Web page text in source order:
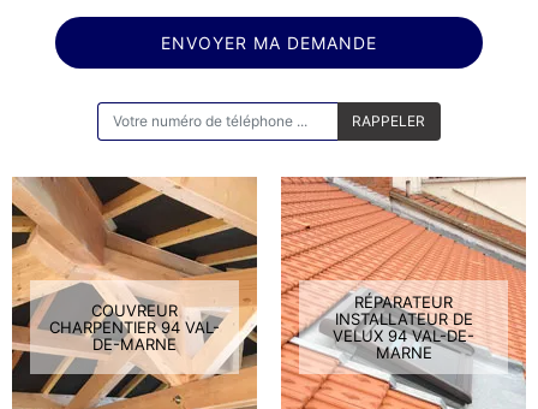
COUVREUR
CHARPENTIER 94 VAL-
DE-MARNE
RÉPARATEUR
INSTALLATEUR DE
VELUX 94 VAL-DE-
MARNE